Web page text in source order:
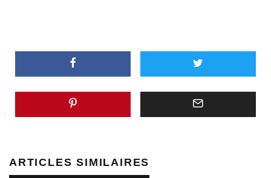
ARTICLES SIMILAIRES